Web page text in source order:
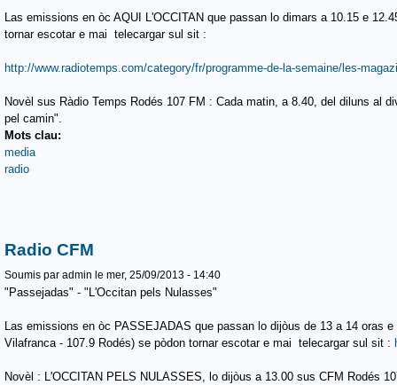
Las emissions en òc AQUI L'OCCITAN que passan lo dimars a 10.15 e
tornar escotar e mai telecargar sul sit :
http://www.radiotemps.com/category/fr/programme-de-la-semaine/les-
Novèl sus Ràdio Temps Rodés 107 FM : Cada matin, a 8.40, del diluns al
pel camin".
Mots clau:
media
radio
Radio CFM
Soumis par admin le mer, 25/09/2013 - 14:40
"Passejadas" - "L'Occitan pels Nulasses"
Las emissions en òc PASSEJADAS que passan lo dijòus de 13 a 14 oras
Vilafranca - 107.9 Rodés) se pòdon tornar escotar e mai telecargar sul sit :
Novèl : L'OCCITAN PELS NULASSES, lo dijòus a 13.00 sus CFM Rodés